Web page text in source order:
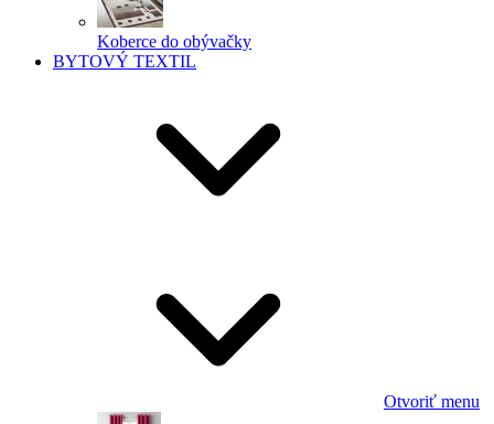
Koberce do obývačky
BYTOVÝ TEXTIL
Otvoriť menu